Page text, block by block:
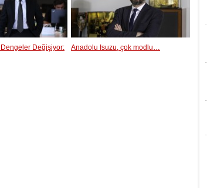
Değişiyor:
Anadolu Isuzu, çok modlu…